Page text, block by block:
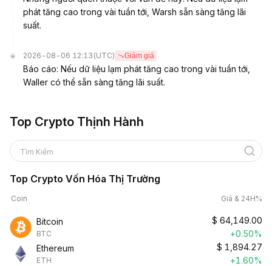
phát tăng cao trong vài tuần tới, Warsh sẵn sàng tăng lãi
suất.
2026-08-06 12:13 (UTC) Giảm giá
Báo cáo: Nếu dữ liệu lạm phát tăng cao trong vài tuần tới,
Waller có thể sẵn sàng tăng lãi suất.
Top Crypto Thịnh Hành
Tìm Kiếm
Top Crypto Vốn Hóa Thị Trường
Coin Giá & 24H%
Bitcoin
BTC
$ 64,149.00
+0.50%
Ethereum
ETH
$ 1,894.27
+1.60%